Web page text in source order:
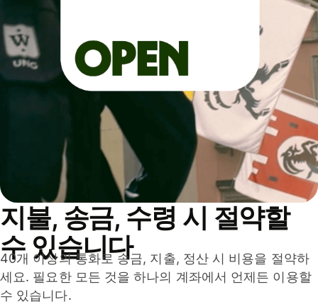
지불, 송금, 수령 시 절약할
수 있습니다
40개 이상의 통화로 송금, 지출, 정산 시 비용을 절약하
세요. 필요한 모든 것을 하나의 계좌에서 언제든 이용할
수 있습니다.